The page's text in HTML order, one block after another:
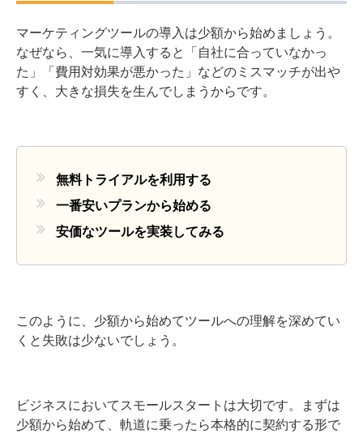
マーケティングツールの導入は少額から始めましょう。
なぜなら、一気に導入すると「自社に合っていなかっ
た」「費用対効果が悪かった」などのミスマッチが出や
すく、大きな損失を生んでしまうからです。
無料トライアルを利用する
一番安いプランから始める
安価なツールを実装してみる
このように、少額から始めてツールへの理解を深めてい
くと失敗は少ないでしょう。
ビジネスにおいてスモールスタートは大切です。まずは
少額から始めて、軌道に乗ったら本格的に契約する形で